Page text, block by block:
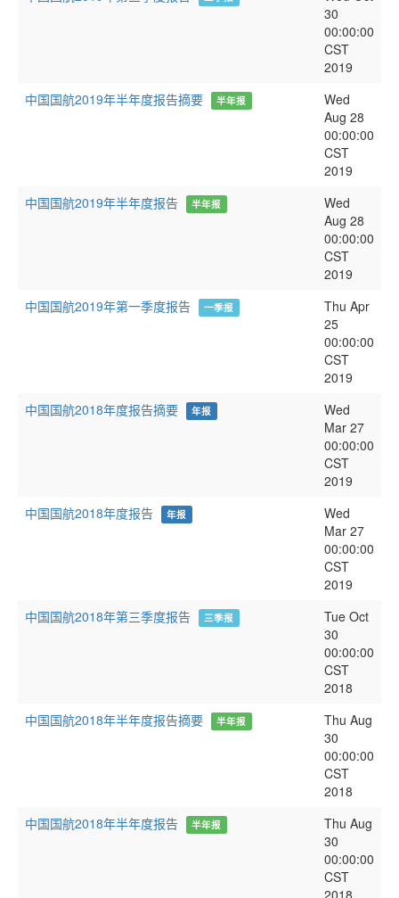
30
00:00:00
CST
2019
中国国航2019年半年度报告摘要
半年报
Wed
Aug 28
00:00:00
CST
2019
中国国航2019年半年度报告
半年报
Wed
Aug 28
00:00:00
CST
2019
中国国航2019年第一季度报告
一季报
Thu Apr
25
00:00:00
CST
2019
中国国航2018年度报告摘要
年报
Wed
Mar 27
00:00:00
CST
2019
中国国航2018年度报告
年报
Wed
Mar 27
00:00:00
CST
2019
中国国航2018年第三季度报告
三季报
Tue Oct
30
00:00:00
CST
2018
中国国航2018年半年度报告摘要
半年报
Thu Aug
30
00:00:00
CST
2018
中国国航2018年半年度报告
半年报
Thu Aug
30
00:00:00
CST
2018